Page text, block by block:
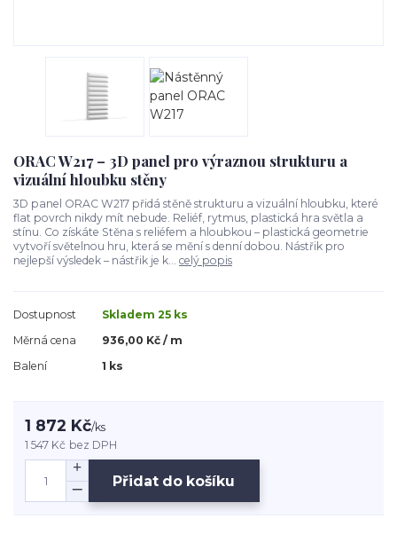
ORAC W217 – 3D panel pro výraznou strukturu a
vizuální hloubku stěny
3D panel ORAC W217 přidá stěně strukturu a vizuální hloubku, které
flat povrch nikdy mít nebude. Reliéf, rytmus, plastická hra světla a
stínu. Co získáte Stěna s reliéfem a hloubkou – plastická geometrie
vytvoří světelnou hru, která se mění s denní dobou. Nástřik pro
nejlepší výsledek – nástřik je k... celý popis
Dostupnost
Skladem 25 ks
Měrná cena
936,00 Kč / m
Balení
1 ks
1 872 Kč/ks
1 547 Kč bez DPH
Přidat do košíku